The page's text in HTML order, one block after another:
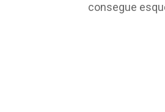
consegue